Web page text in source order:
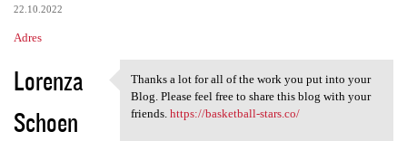
22.10.2022
Adres
Lorenza
Schoen
Thanks a lot for all of the
Thanks a lot for all of the work you put into your
Blog. Please feel free to share this blog with your
friends. https://basketball-stars.co/